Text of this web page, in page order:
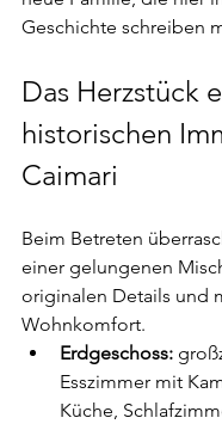
Geschichte schreiben
Das Herzstück
historischen
Caimari
Beim Betreten
einer gelungenen
originalen Details und
Wohnkomfort.
Erdgeschoss:
Esszimmer mit
Küche,